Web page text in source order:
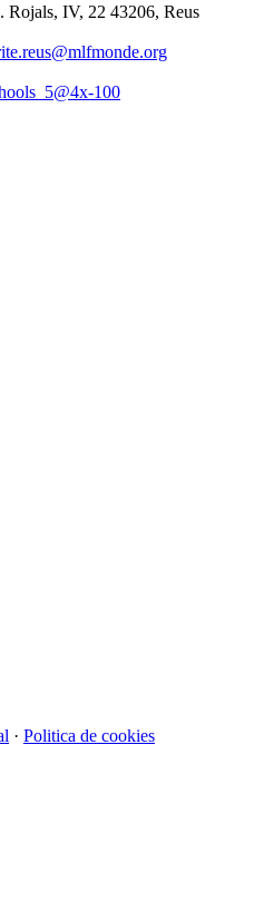
Rojals, IV, 22 43206, Reus
· Politica de cookies